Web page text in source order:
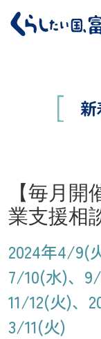
【毎月
業支援相
2024年4/9(
7/10(水)、9/
11/12(火)、
3/11(火)